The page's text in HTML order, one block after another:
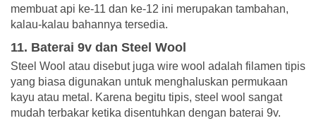
membuat api ke-11 dan ke-12 ini merupakan tambahan,
kalau-kalau bahannya tersedia.
11. Baterai 9v dan Steel Wool
Steel Wool atau disebut juga wire wool adalah filamen tipis
yang biasa digunakan untuk menghaluskan permukaan
kayu atau metal. Karena begitu tipis, steel wool sangat
mudah terbakar ketika disentuhkan dengan baterai 9v.